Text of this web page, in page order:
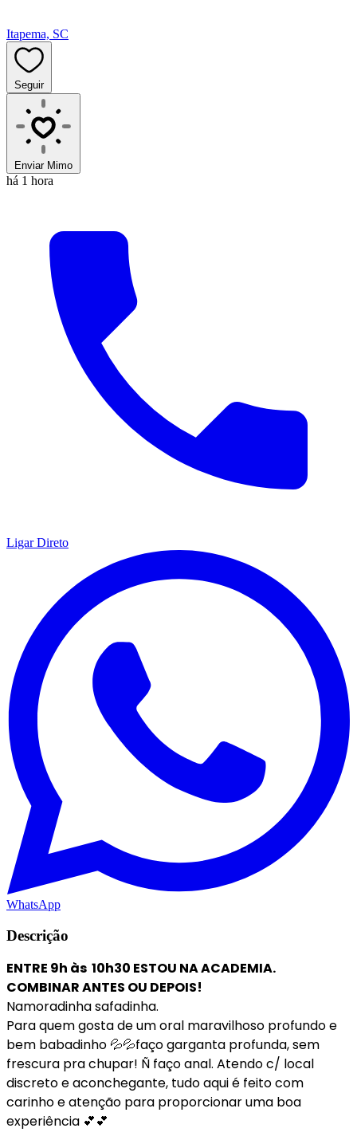
Itapema, SC
Seguir
Enviar Mimo
há 1 hora
Ligar Direto
WhatsApp
Descrição
ENTRE 9h às 10h30 ESTOU NA ACADEMIA.
COMBINAR ANTES OU DEPOIS!
Namoradinha safadinha.
Para quem gosta de um oral maravilhoso profundo e
bem babadinho 💦💦faço garganta profunda, sem
frescura pra chupar! Ñ faço anal. Atendo c/ local
discreto e aconchegante, tudo aqui é feito com
carinho e atenção para proporcionar uma boa
experiência 💕💕